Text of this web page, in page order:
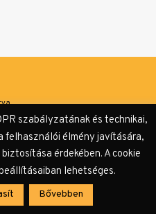
szabályzatának és technikai,
felhasználói élmény javítására,
érdekében. A cookie
lehetséges.
Bővebben